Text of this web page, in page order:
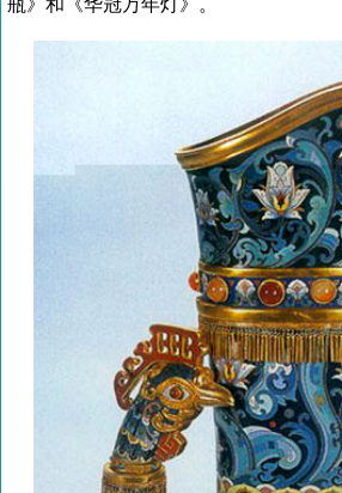
瓶》和《华冠万年灯》。